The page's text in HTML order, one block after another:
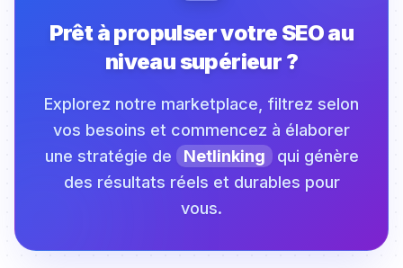
Prêt à propulser votre SEO au
niveau supérieur ?
Explorez notre marketplace, filtrez selon
vos besoins et commencez à élaborer
une stratégie de
Netlinking
qui génère
des résultats réels et durables pour
vous.